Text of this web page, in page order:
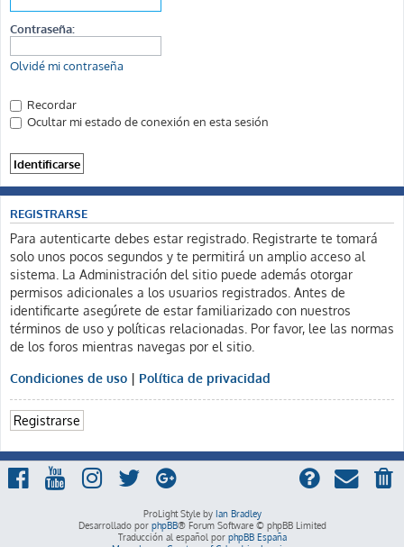
Contraseña:
Olvidé mi contraseña
Recordar
Ocultar mi estado de conexión en esta sesión
REGISTRARSE
Para autenticarte debes estar registrado. Registrarte te tomará
solo unos pocos segundos y te permitirá un amplio acceso al
sistema. La Administración del sitio puede además otorgar
permisos adicionales a los usuarios registrados. Antes de
identificarte asegúrete de estar familiarizado con nuestros
términos de uso y políticas relacionadas. Por favor, lee las normas
de los foros mientras navegas por el sitio.
Condiciones de uso | Política de privacidad
Registrarse
ProLight Style by Ian Bradley
Desarrollado por phpBB® Forum Software © phpBB Limited
Traducción al español por phpBB España